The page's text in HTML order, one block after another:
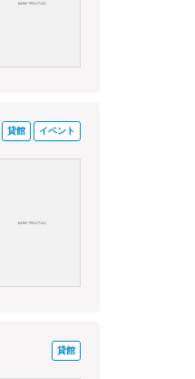
貸館 イベント
貸館